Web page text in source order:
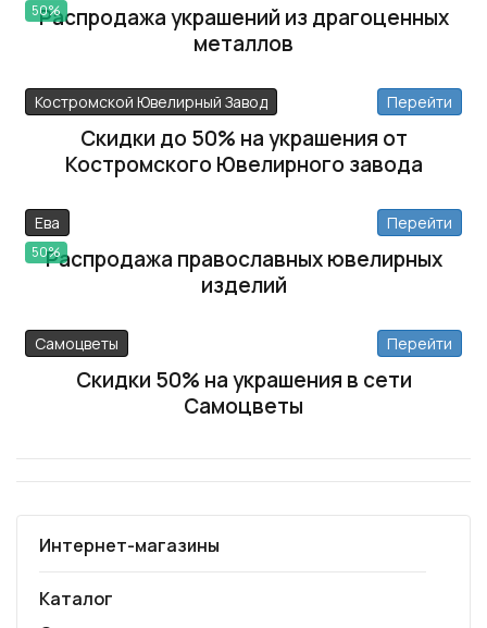
50%
Распродажа украшений из драгоценных
металлов
Костромской Ювелирный Завод Перейти
Скидки до 50% на украшения от
Костромского Ювелирного завода
Ева
50%
Перейти
Распродажа православных ювелирных
изделий
Самоцветы Перейти
Скидки 50% на украшения в сети
Самоцветы
Интернет-магазины
Каталог